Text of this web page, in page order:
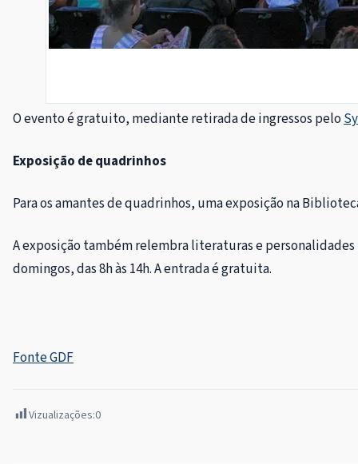
O evento é gratuito, mediante retirada de ingressos pelo
Exposição de quadrinhos
Para os amantes de quadrinhos, uma exposição na
A exposição também relembra literaturas e personalidades
domingos, das 8h às 14h. A entrada é gratuita.
Fonte GDF
Vizualizações:0